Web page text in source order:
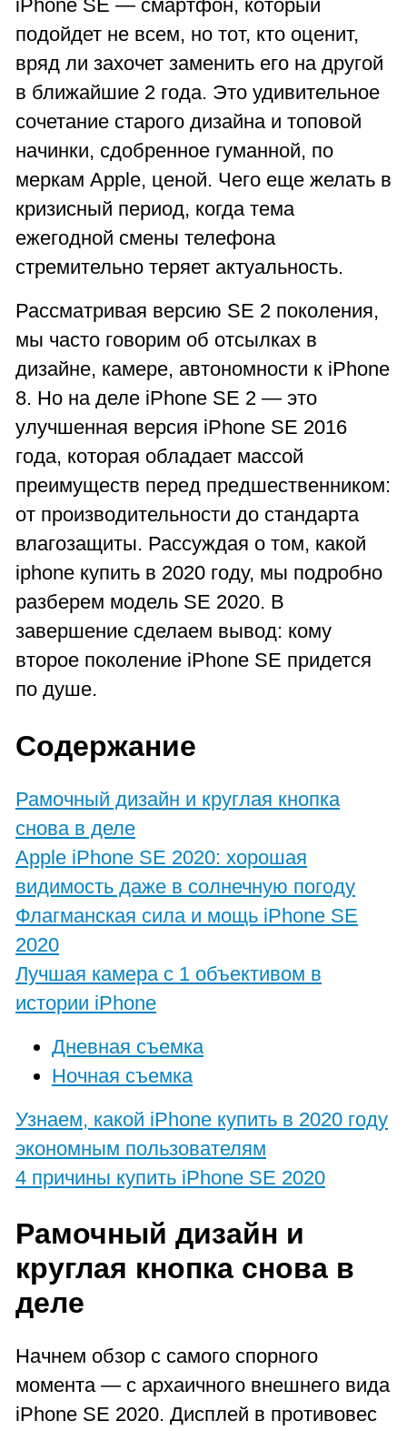
iPhone SE — смартфон, который
подойдет не всем, но тот, кто оценит,
вряд ли захочет заменить его на другой
в ближайшие 2 года. Это удивительное
сочетание старого дизайна и топовой
начинки, сдобренное гуманной, по
меркам Apple, ценой. Чего еще желать в
кризисный период, когда тема
ежегодной смены телефона
стремительно теряет актуальность.
Рассматривая версию SE 2 поколения,
мы часто говорим об отсылках в
дизайне, камере, автономности к iPhone
8. Но на деле iPhone SE 2 — это
улучшенная версия iPhone SE 2016
года, которая обладает массой
преимуществ перед предшественником:
от производительности до стандарта
влагозащиты. Рассуждая о том, какой
iphone купить в 2020 году, мы подробно
разберем модель SE 2020. В
завершение сделаем вывод: кому
второе поколение iPhone SE придется
по душе.
Содержание
Рамочный дизайн и круглая кнопка
снова в деле
Apple iPhone SE 2020: хорошая
видимость даже в солнечную погоду
Флагманская сила и мощь iPhone SE
2020
Лучшая камера с 1 объективом в
истории iPhone
Дневная съемка
Ночная съемка
Узнаем, какой iPhone купить в 2020 году
экономным пользователям
4 причины купить iPhone SE 2020
Рамочный дизайн и
круглая кнопка снова в
деле
Начнем обзор с самого спорного
момента — с архаичного внешнего вида
iPhone SE 2020. Дисплей в противовес